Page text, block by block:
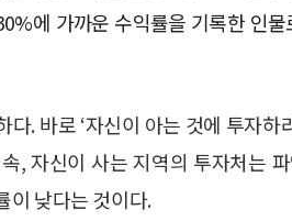
에 가까운 수익률을 기록한 인물
. 바로 ‘자신이 아는 것에 투자하
, 자신이 사는 지역의 투자처는
이 낮다는 것이다.